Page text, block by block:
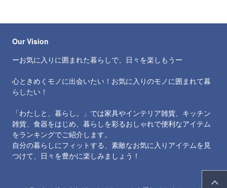
Our Vision
ーお気に入りに囲まれた暮らしで、日々を楽しもうー
心ときめくモノに出会いたい！お気に入りのモノに囲まれて暮
らしたい！
「わたしと、暮らし。」では家具やインテリア雑貨、キッチン
雑貨、食器をはじめ、暮らしを彩るおしゃれで便利なアイテム
をランキングでご紹介します。
自分の暮らしにフィットする、素敵なお気に入りアイテムを見
つけて、日々を豊かに楽しみましょう！